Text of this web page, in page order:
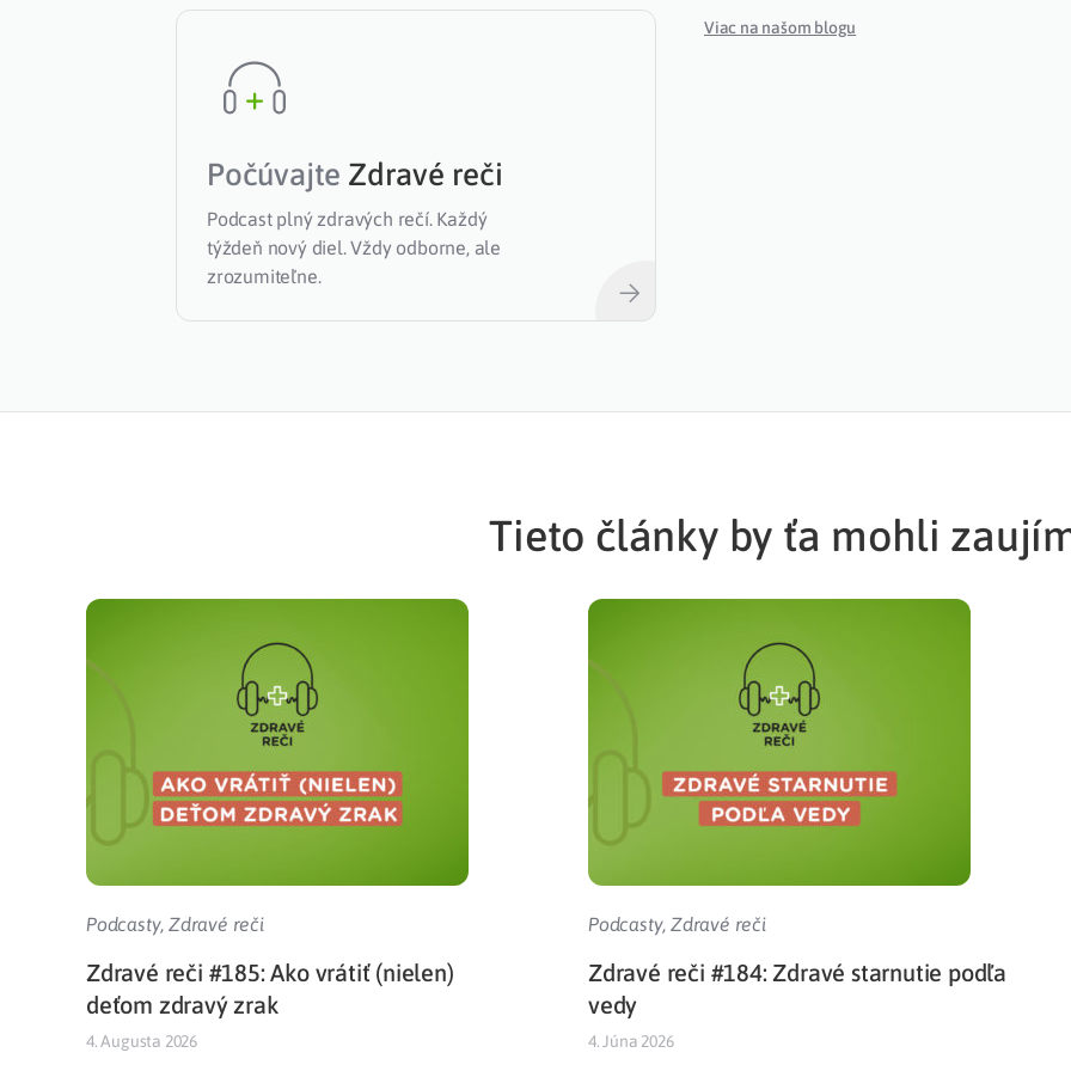
Počúvajte Zdravé reči
Podcast plný zdravých rečí. Každý
týždeň nový diel. Vždy odborne, ale
zrozumiteľne.
Viac na našom blogu
Tieto články by ťa mohli
Podcasty,Zdravé reči
Zdravé reči #185: Ako vrátiť (nielen)
deťom zdravý zrak
4. Augusta 2026
Podcasty,Zdravé reči
Zdravé reči #184: Zdravé starnutie podľa
vedy
4. Júna 2026